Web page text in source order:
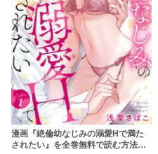
漫画『絶倫幼なじみの溺愛Hで満た
されたい』を全巻無料で読む方法を